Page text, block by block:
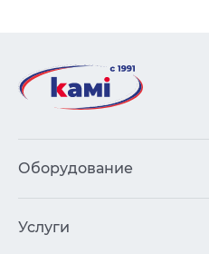
Оборудование
Услуги